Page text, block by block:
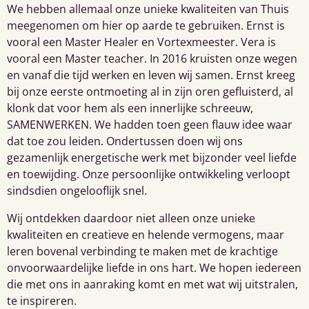
We hebben allemaal onze unieke kwaliteiten van Thuis
meegenomen om hier op aarde te gebruiken. Ernst is
vooral een Master Healer en Vortexmeester. Vera is
vooral een Master teacher. In 2016 kruisten onze wegen
en vanaf die tijd werken en leven wij samen. Ernst kreeg
bij onze eerste ontmoeting al in zijn oren gefluisterd, al
klonk dat voor hem als een innerlijke schreeuw,
SAMENWERKEN. We hadden toen geen flauw idee waar
dat toe zou leiden. Ondertussen doen wij ons
gezamenlijk energetische werk met bijzonder veel liefde
en toewijding. Onze persoonlijke ontwikkeling verloopt
sindsdien ongelooflijk snel.
Wij ontdekken daardoor niet alleen onze unieke
kwaliteiten en creatieve en helende vermogens, maar
leren bovenal verbinding te maken met de krachtige
onvoorwaardelijke liefde in ons hart. We hopen iedereen
die met ons in aanraking komt en met wat wij uitstralen,
te inspireren.